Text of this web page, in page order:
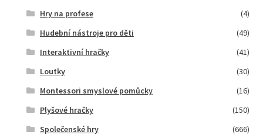
Hry na profese
(4)
Hudební nástroje pro děti
(49)
Interaktivní hračky
(41)
Loutky
(30)
Montessori smyslové pomůcky
(16)
Plyšové hračky
(150)
Společenské hry
(666)